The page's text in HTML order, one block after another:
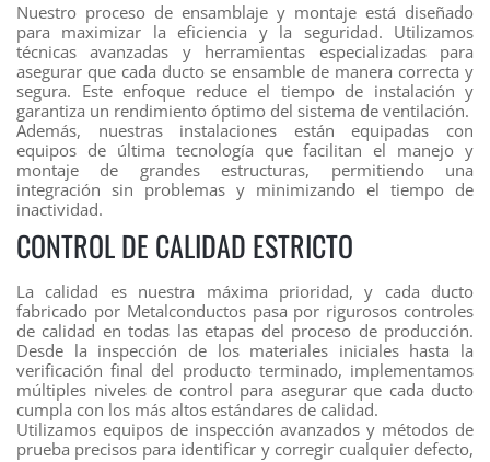
Nuestro proceso de ensamblaje y montaje está diseñado
para maximizar la eficiencia y la seguridad. Utilizamos
técnicas avanzadas y herramientas especializadas para
asegurar que cada ducto se ensamble de manera correcta y
segura. Este enfoque reduce el tiempo de instalación y
garantiza un rendimiento óptimo del sistema de ventilación.
Además, nuestras instalaciones están equipadas con
equipos de última tecnología que facilitan el manejo y
montaje de grandes estructuras, permitiendo una
integración sin problemas y minimizando el tiempo de
inactividad.
CONTROL DE CALIDAD ESTRICTO
La calidad es nuestra máxima prioridad, y cada ducto
fabricado por Metalconductos pasa por rigurosos controles
de calidad en todas las etapas del proceso de producción.
Desde la inspección de los materiales iniciales hasta la
verificación final del producto terminado, implementamos
múltiples niveles de control para asegurar que cada ducto
cumpla con los más altos estándares de calidad.
Utilizamos equipos de inspección avanzados y métodos de
prueba precisos para identificar y corregir cualquier defecto,